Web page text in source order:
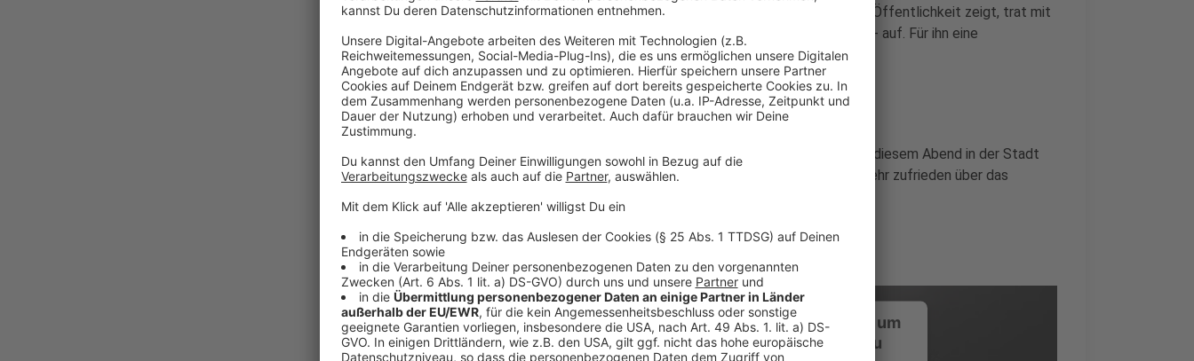
begrüßen dürfen. Forster, der sich sonst in lässigen Outfits in der Öffentlichkeit zeigt, trat mit
Anzug und seinem Markenzeichen - einer schwarzen Baseballcap - auf. Für ihn eine
ungewohnte Situation auf der Bühne.
Anzeige
So viel ist sicher: Forster hatte nicht nur Angelina und Kornelia an diesem Abend in der Stadt
der Liebe rundum glücklich gemacht. Er selber zeigte sich auch sehr zufrieden über das
Anzeige
Wir benötigen Ihre Zustimmung, um
den YouTube Video-Service zu